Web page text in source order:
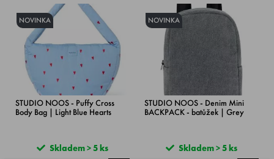
NOVINKA
STUDIO NOOS - Puffy Cross
Body Bag | Light Blue Hearts
Skladem > 5 ks
NOVINKA
STUDIO NOOS - Denim Mini
BACKPACK - batůžek | Grey
Skladem > 5 ks